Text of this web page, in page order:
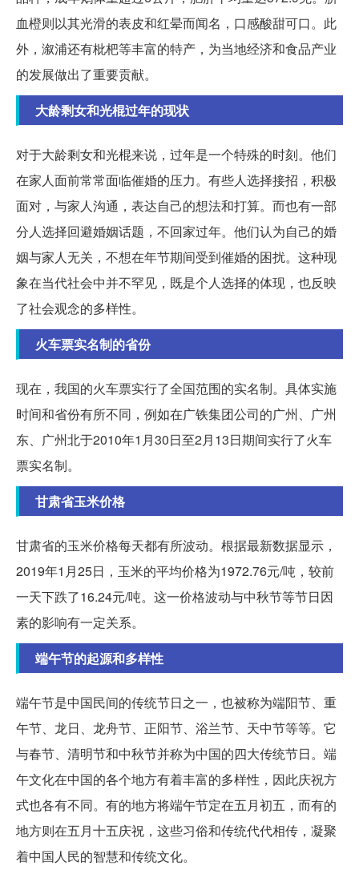
血橙则以其光滑的表皮和红晕而闻名，口感酸甜可口。此
外，溆浦还有枇杷等丰富的特产，为当地经济和食品产业
的发展做出了重要贡献。
大龄剩女和光棍过年的现状
对于大龄剩女和光棍来说，过年是一个特殊的时刻。他们
在家人面前常常面临催婚的压力。有些人选择接招，积极
面对，与家人沟通，表达自己的想法和打算。而也有一部
分人选择回避婚姻话题，不回家过年。他们认为自己的婚
姻与家人无关，不想在年节期间受到催婚的困扰。这种现
象在当代社会中并不罕见，既是个人选择的体现，也反映
了社会观念的多样性。
火车票实名制的省份
现在，我国的火车票实行了全国范围的实名制。具体实施
时间和省份有所不同，例如在广铁集团公司的广州、广州
东、广州北于2010年1月30日至2月13日期间实行了火车
票实名制。
甘肃省玉米价格
甘肃省的玉米价格每天都有所波动。根据最新数据显示，
2019年1月25日，玉米的平均价格为1972.76元/吨，较前
一天下跌了16.24元/吨。这一价格波动与中秋节等节日因
素的影响有一定关系。
端午节的起源和多样性
端午节是中国民间的传统节日之一，也被称为端阳节、重
午节、龙日、龙舟节、正阳节、浴兰节、天中节等等。它
与春节、清明节和中秋节并称为中国的四大传统节日。端
午文化在中国的各个地方有着丰富的多样性，因此庆祝方
式也各有不同。有的地方将端午节定在五月初五，而有的
地方则在五月十五庆祝，这些习俗和传统代代相传，凝聚
着中国人民的智慧和传统文化。